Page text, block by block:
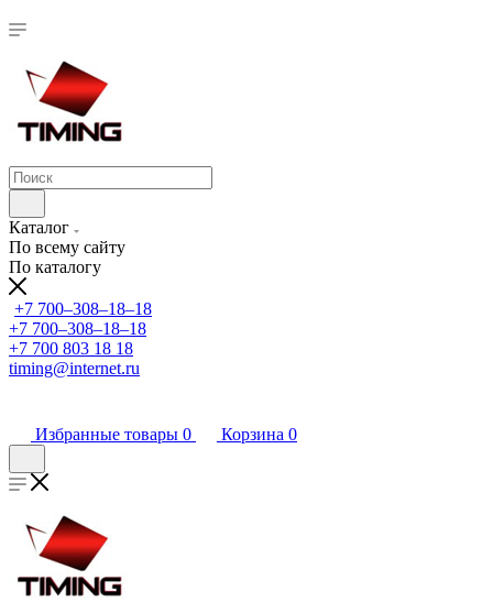
Каталог
По всему сайту
По каталогу
+7 700‒308‒18‒18
+7 700‒308‒18‒18
+7 700 803 18 18
timing@internet.ru
Избранные товары 0 Корзина 0